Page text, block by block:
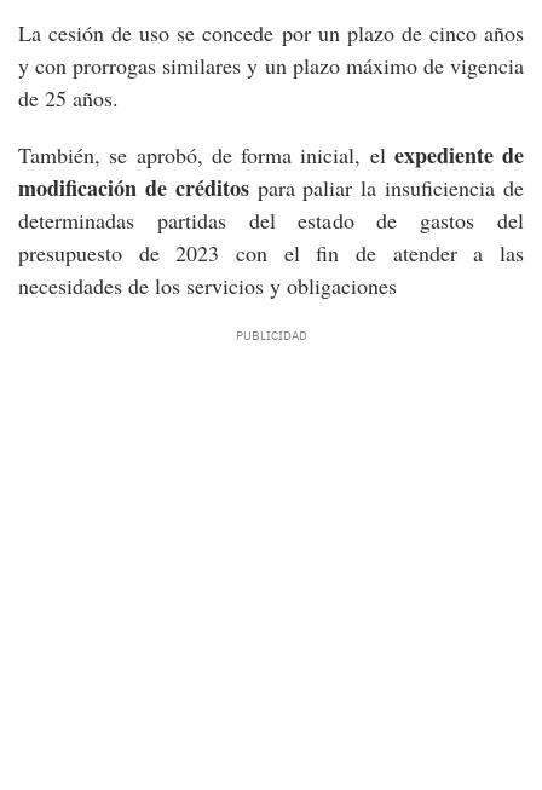
La cesión de uso se concede por un plazo de cinco años
y con prorrogas similares y un plazo máximo de vigencia
de 25 años.
También, se aprobó, de forma inicial, el expediente de
modificación de créditospara paliar la insuficiencia de
determinadas partidas del estado de gastos del
presupuesto de 2023 con el fin de atender a las
necesidades de los servicios y obligaciones